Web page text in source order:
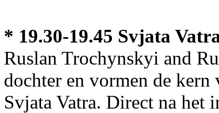
* 19.30-19.45 Svjata
Ruslan Trochynskyi and
dochter en vormen de kern
Svjata Vatra. Direct na het